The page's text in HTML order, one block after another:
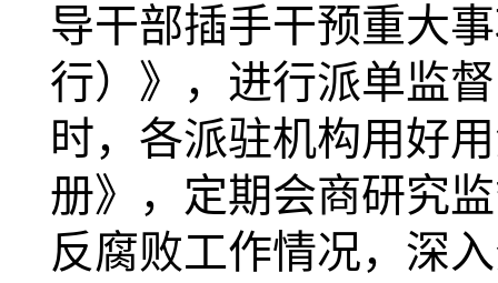
导干部插手干预重大
行）》，进行派单监
时，各派驻机构用好
册》，定期会商研究
反腐败工作情况，深